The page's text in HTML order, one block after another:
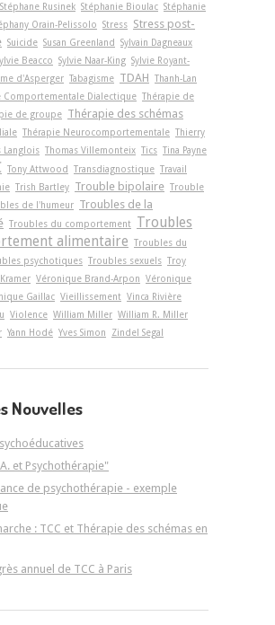
Stéphane Rusinek Stéphanie Bioulac Stéphanie
Orain-Pelissolo Stress Stress post-
Suicide Susan Greenland Sylvain Dagneaux
Beacco Sylvie Naar-King Sylvie Royant-
d'Asperger Tabagisme TDAH Thanh-Lan
Comportementale Dialectique Thérapie de
de groupe Thérapie des schémas
Thérapie Neurocomportementale Thierry
Langlois Thomas Villemonteix Tics Tina Payne
Tony Attwood Transdiagnostique Travail
Trish Bartley Trouble bipolaire Trouble
de l'humeur Troubles de la
Troubles du comportement Troubles
alimentaire Troubles du
psychotiques Troubles sexuels Troy
Véronique Brand-Arpon Véronique
Gaillac Vieillissement Vinca Rivière
Violence William Miller William R. Miller
Yann Hodé Yves Simon Zindel Segal
Nouvelles
et Psychothérapie"
de psychothérapie - exemple
: TCC et Thérapie des schémas en
annuel de TCC à Paris